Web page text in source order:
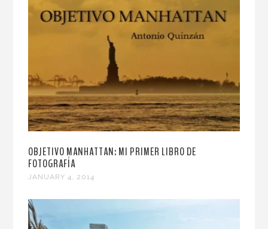
OBJETIVO MANHATTAN: MI PRIMER LIBRO DE
FOTOGRAFÍA
JANUARY 4, 2014